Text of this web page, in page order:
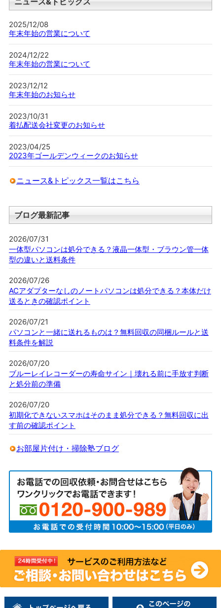
2025/12/08
年末年始の営業について
2024/12/22
年末年始の営業について
2023/12/12
年末年始のお知らせ
2023/10/31
着払配送会社変更のお知らせ
2023/04/25
2023年ゴールデンウィークのお知らせ
ニュース&トピックス一覧はこちら
ブログ最新記事
2026/07/31
一体型パソコンは処分できる？液晶一体型・ブラウン管一体
型の違いと送料条件
2026/07/26
ACアダプターなしのノートパソコンは処分できる？本体だけ
送るときの確認ポイント
2026/07/21
パソコンと一緒に送れるものは？無料回収の同梱ルールと送
料条件を解説
2026/07/20
ブルーレイレコーダーの寿命サイン｜壊れる前に手放す判断
と処分前の準備
2026/07/20
初期化できないスマホはそのまま処分できる？無料回収に出
す前の確認ポイント
お部屋片付け・掃除塾ブログ